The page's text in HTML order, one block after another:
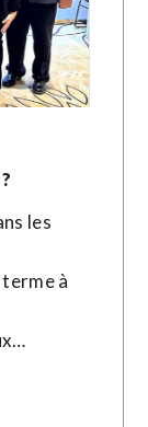
les
terme à